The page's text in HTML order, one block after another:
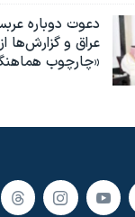
دعوت دوباره
عراق و گزارش‌ها
«چارچوب